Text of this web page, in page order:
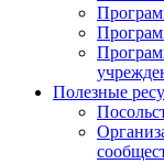
Полезные